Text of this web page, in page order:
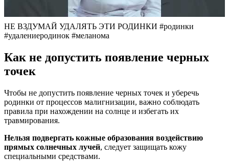
НЕ ВЗДУМАЙ УДАЛЯТЬ ЭТИ РОДИНКИ #родинки
#удалениеродинок #меланома
Как не допустить появление черных
точек
Чтобы не допустить появление черных точек и уберечь
родинки от процессов малигнизации, важно соблюдать
правила при нахождении на солнце и избегать их
травмирования.
Нельзя подвергать кожные образования воздействию
прямых солнечных лучей, следует защищать кожу
специальными средствами.